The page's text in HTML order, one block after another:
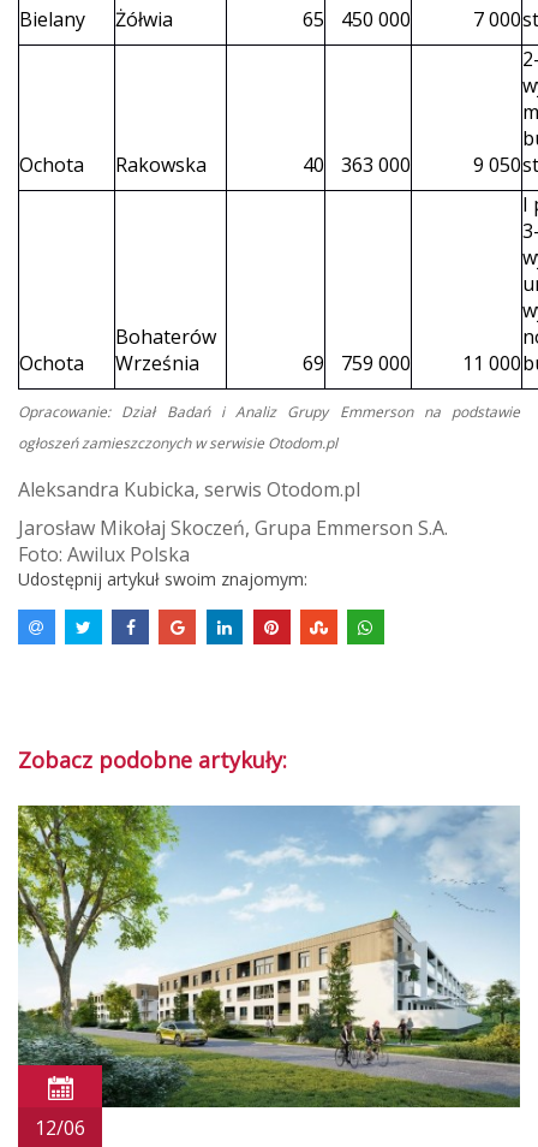
Bielany Żółwia 65 450 000 7 000
Ochota Rakowska 40 363 000 9 050
Ochota
Bohaterów
Września
69 759 000 11 000
I
Opracowanie: Dział Badań i Analiz Grupy Emmerson na podstawie
ogłoszeń zamieszczonych w serwisie Otodom.pl
Aleksandra Kubicka, serwis Otodom.pl
Jarosław Mikołaj Skoczeń, Grupa Emmerson S.A.
Foto: Awilux Polska
Udostępnij artykuł swoim znajomym:
Zobacz podobne artykuły:
12/06